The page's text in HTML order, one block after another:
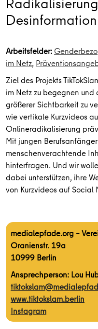
Desinformation
Arbeitsfelder:
im Netz,
Ziel des Projekts
im Netz zu begegnen
größerer Sichtbarkeit zu
wie vertikale Kurzvideos
Onlineradikalisierung
Mit jungen
menschenverachtende
hinterfragen. Und wir
dabei unterstützen, ihre
von Kurzvideos auf
medialepfade.org –
Oranienstr. 19a
10999 Berlin
Ansprechperson: Lou
www.tiktokslam.berlin
Instagram